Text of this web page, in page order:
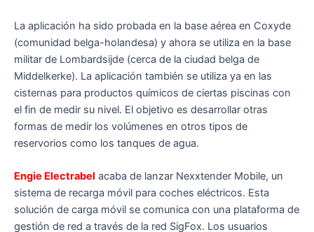
La aplicación ha sido probada en la base aérea en Coxyde
(comunidad belga-holandesa) y ahora se utiliza en la base
militar de Lombardsijde (cerca de la ciudad belga de
Middelkerke). La aplicación también se utiliza ya en las
cisternas para productos químicos de ciertas piscinas con
el fin de medir su nivel. El objetivo es desarrollar otras
formas de medir los volúmenes en otros tipos de
reservorios como los tanques de agua.
Engie Electrabel acaba de lanzar Nexxtender Mobile, un
sistema de recarga móvil para coches eléctricos. Esta
solución de carga móvil se comunica con una plataforma de
gestión de red a través de la red SigFox. Los usuarios